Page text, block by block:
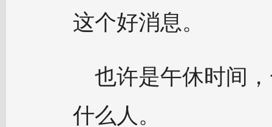
这个好消息。
也许是午休时间
什么人。